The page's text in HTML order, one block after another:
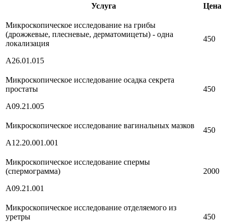
Услуга
Цена
Микроскопическое исследование на грибы
(дрожжевые, плесневые, дерматомицеты) - одна
локализация
А26.01.015
450
Микроскопическое исследование осадка секрета
простаты
А09.21.005
450
Микроскопическое исследование вагинальных мазков
А12.20.001.001
450
Микроскопическое исследование спермы
(спермограмма)
А09.21.001
2000
Микроскопическое исследование отделяемого из
уретры
450